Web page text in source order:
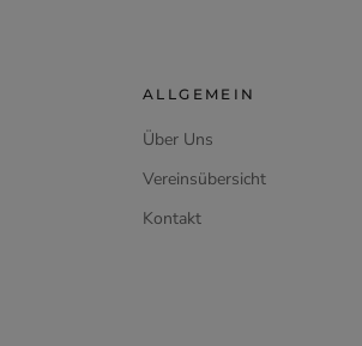
ALLGEMEIN
Über Uns
Vereinsübersicht
Kontakt